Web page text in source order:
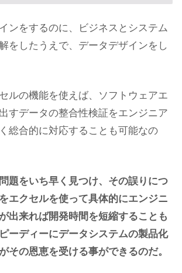
ンをするのに、ビジネスとシステム
をしたうえで、データデザインをし
ルの機能を使えば、ソフトウェアエ
すデータの整合性検証をエンジニア
総合的に対応することも可能なの
題をいち早く見つけ、その誤りにつ
エクセルを使って具体的にエンジニ
出来れば開発時間を短縮することも
ーディーにデータシステムの製品化
その恩恵を受ける事ができるのだ。